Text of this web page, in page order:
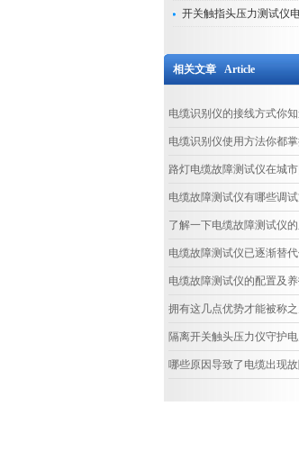
相关文章 Article
电缆识别仪的接线方式你
电缆识别仪使用方法你都
路灯电缆故障测试仪在城
重要作用
电缆故障测试仪有哪些调
了解一下电缆故障测试仪
电缆故障测试仪已逐渐替
缆故障检测方法
电缆故障测试仪的配置及
拥有这几点优势才能被称
直埋电缆故障测试仪
隔离开关触头压力仪守护
全的压力管家
哪些原因导致了电缆出现